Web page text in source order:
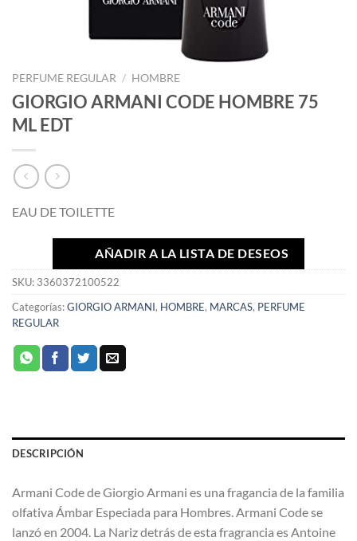
PERFUME REGULAR / HOMBRE
GIORGIO ARMANI CODE HOMBRE 75
ML EDT
EAU DE TOILETTE
AÑADIR A LA LISTA DE DESEOS
SKU: 3360372100522
Categorías:GIORGIO ARMANI, HOMBRE, MARCAS, PERFUME
REGULAR
DESCRIPCIÓN
Armani Code de Giorgio Armani es una fragancia de la familia
olfativa Ámbar Especiada para Hombres. Armani Code se
lanzó en 2004. La Nariz detrás de esta fragrancia es Antoine